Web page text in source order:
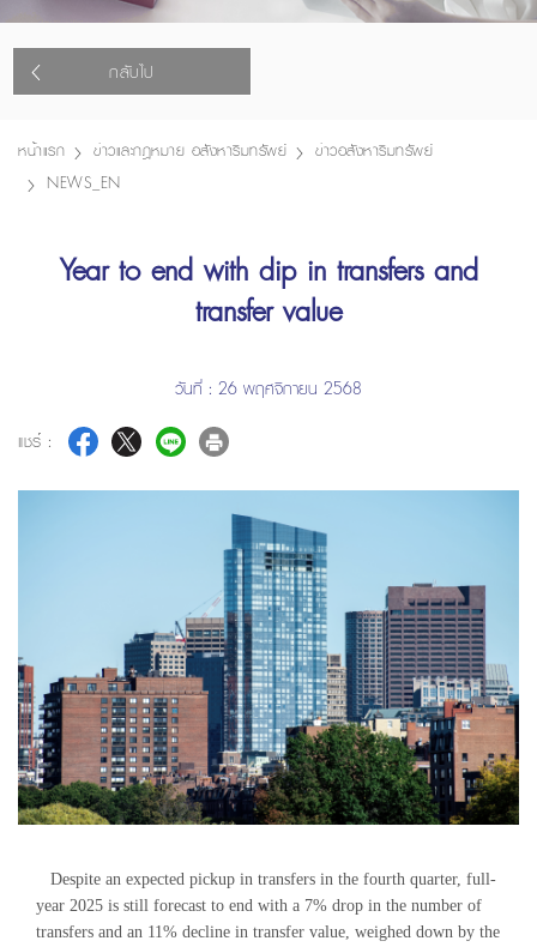
กลับไป
หน้าแรก ข่าวและกฎหมาย อสังหาริมทรัพย์
ข่าวอสังหาริมทรัพย์
NEWS_EN
Year to end with dip in transfers and
transfer value
วันที่ : 26 พฤศจิกายน 2568
แชร์ :
Despite an expected pickup in transfers in the fourth quarter, full-
year 2025 is still forecast to end with a 7% drop in the number of
transfers and an 11% decline in transfer value, weighed down by the